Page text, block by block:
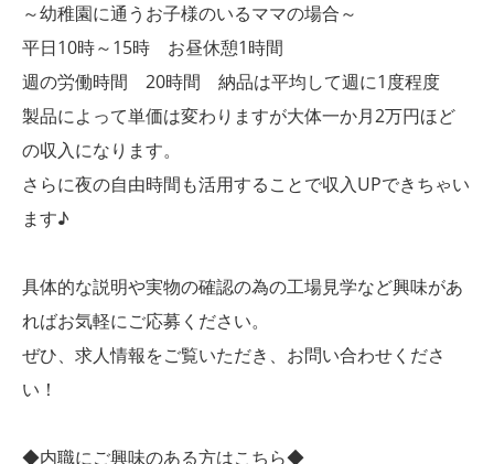
～幼稚園に通うお子様のいるママの場合～
平日10時～15時 お昼休憩1時間
週の労働時間 20時間 納品は平均して週に1度程度
製品によって単価は変わりますが大体一か月2万円ほど
の収入になります。
さらに夜の自由時間も活用することで収入UPできちゃい
ます♪
具体的な説明や実物の確認の為の工場見学など興味があ
ればお気軽にご応募ください。
ぜひ、求人情報をご覧いただき、お問い合わせくださ
い！
◆内職にご興味のある方はこちら◆